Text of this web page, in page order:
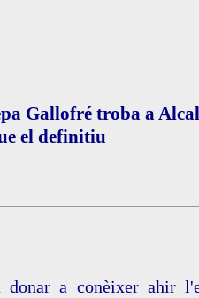
Gallofré troba a
el definitiu
a conèixer ahir